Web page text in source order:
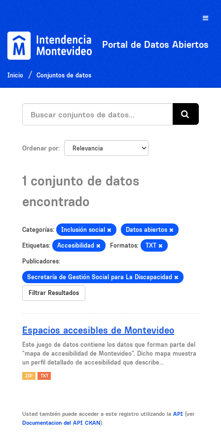
Toggle
Portal de Datos Abiertos
Inicio Conjuntos de datos
Ordenar por
1 conjunto de datos
encontrado
Categorías: Inclusión social Datos abiertos
Etiquetas: Accesibilidad Formatos: TXT
Publicadores:
Secretaría de Gestión Social para La Discapacidad
Filtrar Resultados
Espacios accesibles de Montevideo
Este juego de datos contiene los datos que forman parte del
"mapa de accesibilidad de Montevideo". Dicho mapa muestra
un perfil detallado de accesibilidad que describe...
ZIP TXT
Usted también puede acceder a este registro utilizando la API (ver
Documentacion del API CKAN).